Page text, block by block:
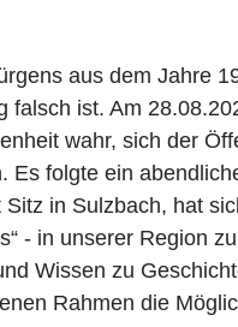
aus dem Jahre
falsch ist. Am
wahr, sich der
Es folgte ein
in Sulzbach, hat
- in unserer Region
Wissen zu
Rahmen die